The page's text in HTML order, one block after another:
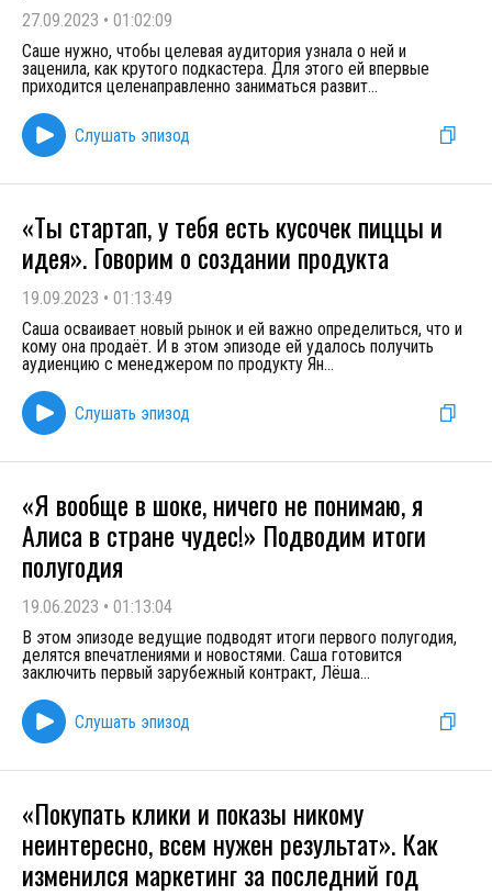
27.09.2023 • 01:02:09
Саше нужно, чтобы целевая аудитория узнала о ней и
заценила, как крутого подкастера. Для этого ей впервые
приходится целенаправленно заниматься развит...
Слушать эпизод
«Ты стартап, у тебя есть кусочек пиццы и
идея». Говорим о создании продукта
19.09.2023 • 01:13:49
Саша осваивает новый рынок и ей важно определиться, что и
кому она продаёт. И в этом эпизоде ей удалось получить
аудиенцию с менеджером по продукту Ян...
Слушать эпизод
«Я вообще в шоке, ничего не понимаю, я
Алиса в стране чудес!» Подводим итоги
полугодия
19.06.2023 • 01:13:04
В этом эпизоде ведущие подводят итоги первого полугодия,
делятся впечатлениями и новостями. Саша готовится
заключить первый зарубежный контракт, Лёша...
Слушать эпизод
«Покупать клики и показы никому
неинтересно, всем нужен результат». Как
изменился маркетинг за последний год